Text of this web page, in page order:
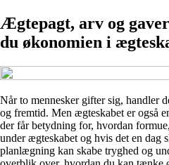
Ægtepagt, arv og
du økonomien i
Når to mennesker gifter sig, handler
og fremtid. Men ægteskabet er også
der får betydning for, hvordan
under ægteskabet og hvis det en dag
planlægning kan skabe tryghed og